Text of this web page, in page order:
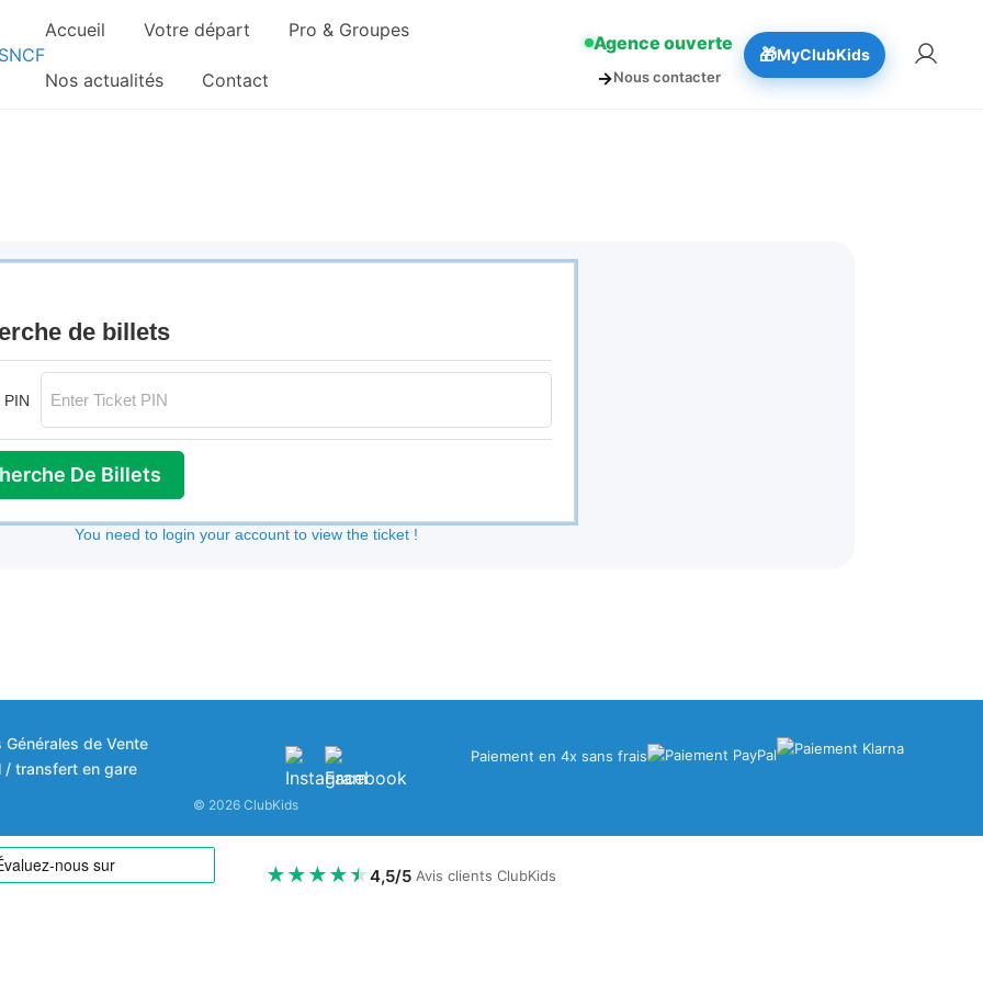
Accueil Votre départ Pro & Groupes
Nos actualités Contact
Agence ouverte
→Nous contacter
🎁MyClubKids
de billets
PIN
De Billets
You need to login your account to view the ticket !
sont pris d’assaut. Réservez dès maintenant ! 👉 Réserver
Générales de Vente
/ transfert en gare
Paiement en 4x sans frais
© 2026 ClubKids
★★★★★4,5/5 Avis clients ClubKids